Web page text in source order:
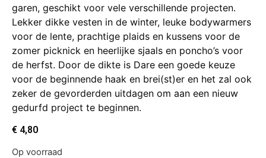
garen, geschikt voor vele verschillende projecten.
Lekker dikke vesten in de winter, leuke bodywarmers
voor de lente, prachtige plaids en kussens voor de
zomer picknick en heerlijke sjaals en poncho’s voor
de herfst. Door de dikte is Dare een goede keuze
voor de beginnende haak en brei(st)er en het zal ook
zeker de gevorderden uitdagen om aan een nieuw
gedurfd project te beginnen.
€ 4,80
Op voorraad